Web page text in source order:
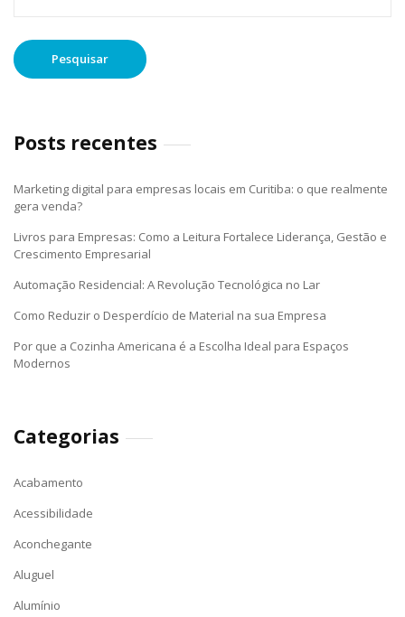
Posts recentes
Marketing digital para empresas locais em Curitiba: o que realmente
gera venda?
Livros para Empresas: Como a Leitura Fortalece Liderança, Gestão e
Crescimento Empresarial
Automação Residencial: A Revolução Tecnológica no Lar
Como Reduzir o Desperdício de Material na sua Empresa
Por que a Cozinha Americana é a Escolha Ideal para Espaços
Modernos
Categorias
Acabamento
Acessibilidade
Aconchegante
Aluguel
Alumínio